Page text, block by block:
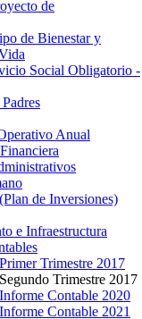
de
de Bienestar y
Social Obligatorio -
Anual
de Inversiones)
e Infraestructura
Primer Trimestre 2017
Segundo Trimestre 2017
Informe Contable 2020
Informe Contable 2021